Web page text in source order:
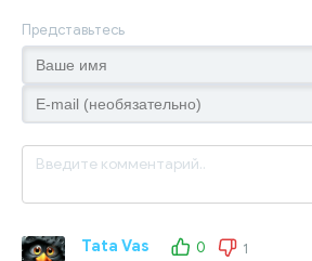
Представьтесь
Tata Vas 0 1